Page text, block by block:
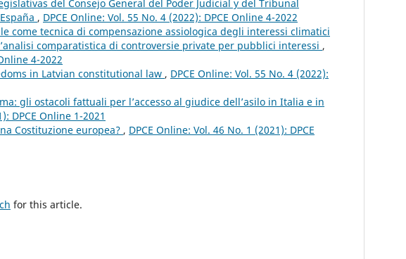
del Consejo General del Poder Judicial y del Tribunal
, DPCE Online: Vol. 55 No. 4 (2022): DPCE Online 4-2022
come tecnica di compensazione assiologica degli interessi climatici
comparatistica di controversie private per pubblici interessi ,
4-2022
in Latvian constitutional law , DPCE Online: Vol. 55 No. 4 (2022):
gli ostacoli fattuali per l’accesso al giudice dell’asilo in Italia e in
DPCE Online 1-2021
Costituzione europea? , DPCE Online: Vol. 46 No. 1 (2021): DPCE
for this article.